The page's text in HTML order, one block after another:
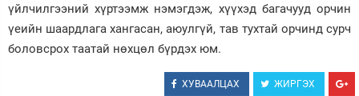
үйлчилгээний хүртээмж нэмэгдэж, хүүхэд багачууд орчин
үеийн шаардлага хангасан, аюулгүй, тав тухтай орчинд сурч
боловсрох таатай нөхцөл бүрдэх юм.
ХУВААЛЦАХ ЖИРГЭХ